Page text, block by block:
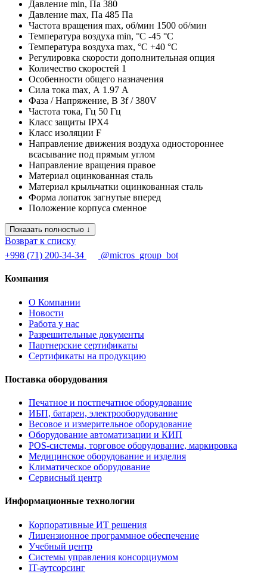
Давление min, Па 380
Давление max, Па 485 Па
Частота вращения max, об/мин 1500 об/мин
Температура воздуха min, °С -45 °С
Температура воздуха max, °С +40 °С
Регулировка скорости дополнительная опция
Количество скоростей 1
Особенности общего назначения
Сила тока max, А 1.97 А
Фаза / Напряжение, В 3f / 380V
Частота тока, Гц 50 Гц
Класс защиты IPX4
Класс изоляции F
Направление движения воздуха одностороннее
всасывание под прямым углом
Направление вращения правое
Материал оцинкованная сталь
Материал крыльчатки оцинкованная сталь
Форма лопаток загнутые вперед
Положение корпуса сменное
Показать полностью ↓
Возврат к списку
+998 (71) 200-34-34
@micros_group_bot
Компания
О Компании
Новости
Работа у нас
Разрешительные документы
Партнерские сертификаты
Сертификаты на продукцию
Поставка оборудования
Печатное и постпечатное оборудование
ИБП, батареи, электрооборудование
Весовое и измерительное оборудование
Оборудование автоматизации и КИП
POS-системы, торговое оборудование, маркировка
Медицинское оборудование и изделия
Климатическое оборудование
Сервисный центр
Информационные технологии
Корпоративные ИТ решения
Лицензионное программное обеспечение
Учебный центр
Системы управления консорциумом
IT-аутсорсинг